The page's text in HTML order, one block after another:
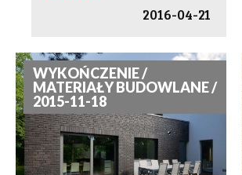
2016-04-21
WYKOŃCZENIE /
MATERIAŁY BUDOWLANE /
2015-11-18